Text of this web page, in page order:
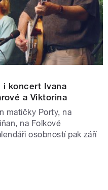
i koncert Ivana
a Viktorina
matičky Porty, na
na Folkové
osobností pak září